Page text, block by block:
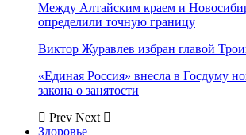
Между Алтайским краем и
определили точную границу
Виктор Журавлев избран главой
«Единая Россия» внесла в Госдуму
закона о занятости
Prev Next
Здоровье